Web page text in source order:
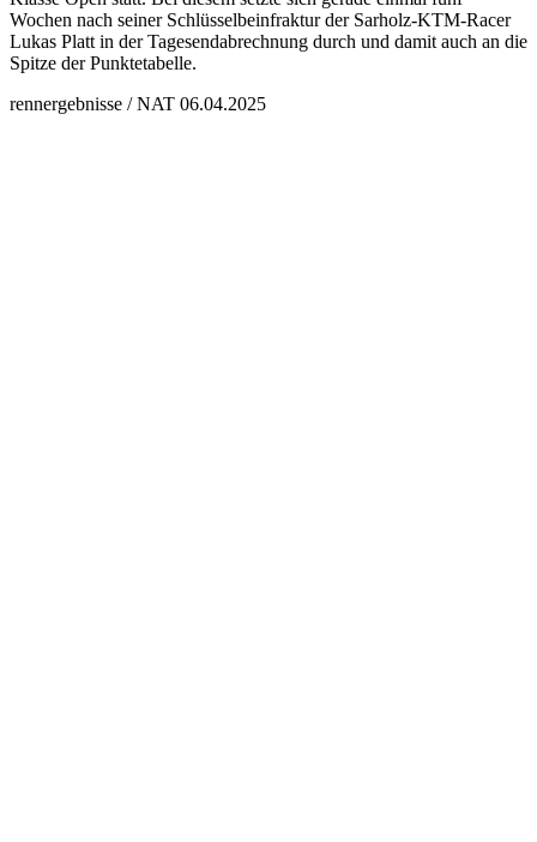
Wochen nach seiner Schlüsselbeinfraktur der Sarholz-KTM-Racer
Lukas Platt in der Tagesendabrechnung durch und damit auch an die
Spitze der Punktetabelle.
rennergebnisse / NAT 06.04.2025